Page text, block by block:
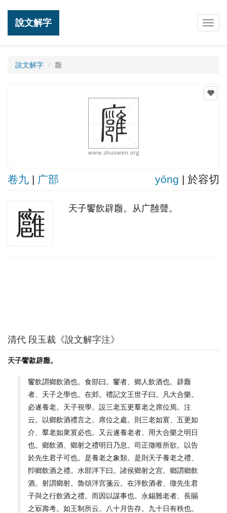
說文解字
說文解字 廱
卷九 | 广部 yōnɡ | 於容切
廱 天子饗飲辟廱。从广雝聲。
清代 段玉裁《說文解字注》
天子饗㱃辟廱。
饗飲謂鄉飲酒也。食部曰。饗者、鄉人飲酒也。辟廱
者、天子之學也。在郊。禮記文王世子曰。凡大合樂。
必遂養老。天子視學。設三老五更羣老之席位焉。注
云。以鄉飲酒禮言之。席位之處。則三老如賔、五更如
介、羣老如衆賔必也。又云遂養老者、用大合樂之明日
也。鄉飲酒、鄉射之禮明日乃息。司正徵唯所欲。以告
於先生君子可也。是養老之象類。是則天子養老之禮、
卽鄉飲酒之禮。水部泮下曰。諸侯鄉射之宫。鄉謂鄉飲
酒。射謂鄉射。魯頌泮宫箋云。在泮飲酒者、徵先生君
子與之行飲酒之禮。而因以謀事也。永錫難老者、長賜
之冣壽考。如王制所云。八十月告存。九十日有秩也。